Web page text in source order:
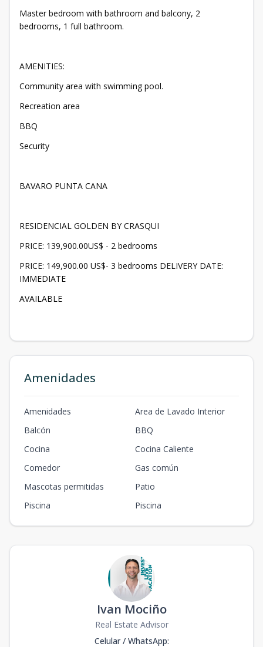
Master bedroom with bathroom and balcony, 2
bedrooms, 1 full bathroom.
AMENITIES:
Community area with swimming pool.
Recreation area
BBQ
Security
BAVARO PUNTA CANA
RESIDENCIAL GOLDEN BY CRASQUI
PRICE: 139,900.00US$ - 2 bedrooms
PRICE: 149,900.00 US$- 3 bedrooms DELIVERY DATE:
IMMEDIATE
AVAILABLE
Amenidades
Amenidades
Area de Lavado Interior
Balcón
BBQ
Cocina
Cocina Caliente
Comedor
Gas común
Mascotas permitidas
Patio
Piscina
Piscina
Ivan Mociño
Real Estate Advisor
Celular / WhatsApp: